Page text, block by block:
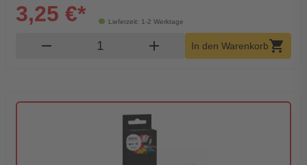
Lieferzeit: 1-2 Werktage
3,25 €*
remove Produkt Warenkorb Menge
add In den Warenkorbshopping_cart